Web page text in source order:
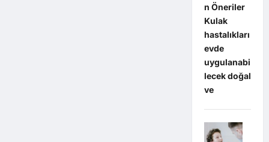
n Öneriler
Kulak
hastalıkları
evde
uygulanabi
lecek doğal
ve